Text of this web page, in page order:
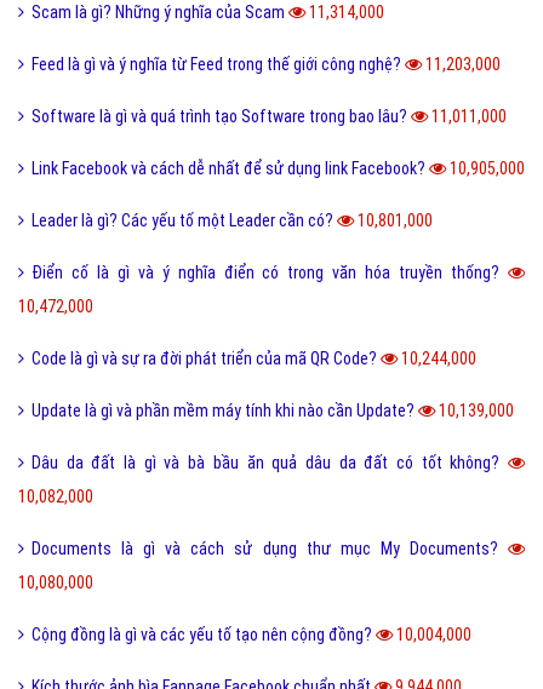
Scam là gì? Những ý nghĩa của Scam 11,314,000
Feed là gì và ý nghĩa từ Feed trong thế giới công nghệ? 11,203,000
Software là gì và quá trình tạo Software trong bao lâu? 11,011,000
Link Facebook và cách dễ nhất để sử dụng link Facebook? 10,905,000
Leader là gì? Các yếu tố một Leader cần có? 10,801,000
Điển cố là gì và ý nghĩa điển có trong văn hóa truyền thống?
10,472,000
Code là gì và sự ra đời phát triển của mã QR Code? 10,244,000
Update là gì và phần mềm máy tính khi nào cần Update? 10,139,000
Dâu da đất là gì và bà bầu ăn quả dâu da đất có tốt không?
10,082,000
Documents là gì và cách sử dụng thư mục My Documents?
10,080,000
Cộng đồng là gì và các yếu tố tạo nên cộng đồng? 10,004,000